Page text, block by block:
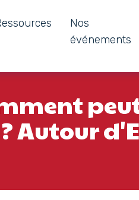
Nos
événements
Autour